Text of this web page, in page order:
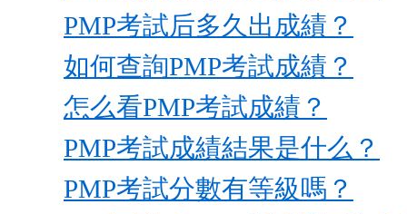
PMP考試后多久出成績？
如何查詢PMP考試成績？
怎么看PMP考試成績？
PMP考試成績結果是什么？
PMP考試分數有等級嗎？